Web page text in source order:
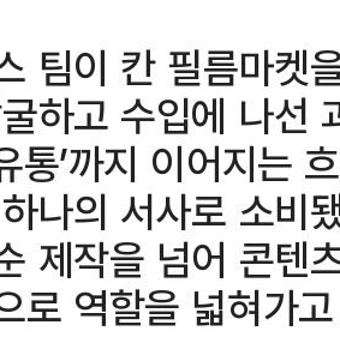
팀이 칸 필름마켓
하고 수입에 나선
통’까지 이어지는
나의 서사로 소비
제작을 넘어 콘텐
로 역할을 넓혀가